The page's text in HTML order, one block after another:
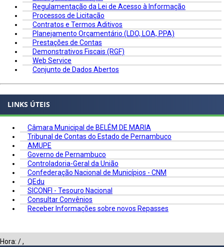
Regulamentação da Lei de Acesso à Informação
Processos de Licitação
Contratos e Termos Aditivos
Planejamento Orçamentário (LDO, LOA, PPA)
Prestações de Contas
Demonstrativos Fiscais (RGF)
Web Service
Conjunto de Dados Abertos
LINKS ÚTEIS
Câmara Municipal de BELÉM DE MARIA
Tribunal de Contas do Estado de Pernambuco
AMUPE
Governo de Pernambuco
Controladoria-Geral da União
Confederação Nacional de Municípios - CNM
QEdu
SICONFI - Tesouro Nacional
Consultar Convênios
Receber Informações sobre novos Repasses
Hora: /,